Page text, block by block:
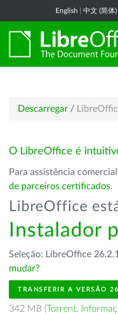
English 中文 (简体)
Descarregar /
O LibreOffice é
Para assistência
de parceiros certificados.
LibreOffice
Instalador
Seleção: LibreOffice
mudar?
TRANSFERIR A VERSÃO
342 MB (Torrent,